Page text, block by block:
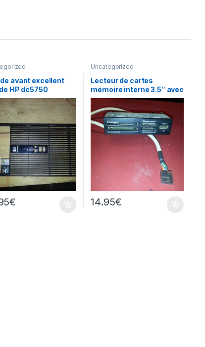
avant excellent
HP dc5750
€
Uncategorized
Lecteur de cartes
mémoire interne 3.5″ avec
1 USB2.0
14.95€